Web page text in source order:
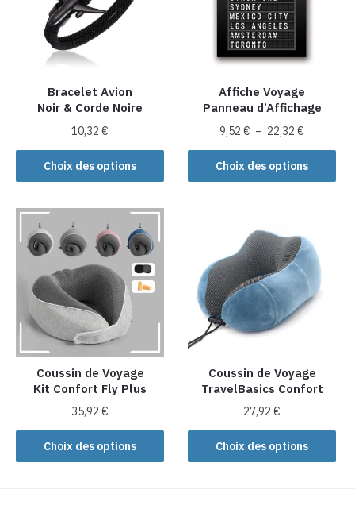
Bracelet Avion
Noir & Corde Noire
10,32€
Choix des options
Ce
produit
plusieurs
variations.
Les
options
peuvent
être
choisies
sur
la
page
du
produit
Affiche Voyage
Panneau d’Affichage
9,52€ – 22,32€
de
prix :
9,52 €
Choix des options
Ce
produit
variations.
Les
options
peuvent
être
choisies
la
page
du
produit
Coussin de Voyage
Kit Confort Fly Plus
35,92€
Choix des options
Ce
produit
Coussin de Voyage
TravelBasics Confort
27,92€
Choix des options
Ce
produit